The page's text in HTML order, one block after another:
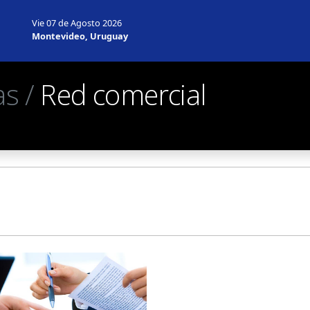
Vie 07 de Agosto 2026
Montevideo, Uruguay
/ Red comercial